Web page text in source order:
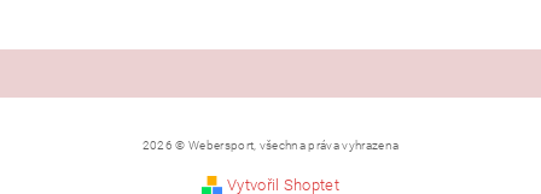
2026 © Webersport, všechna práva vyhrazena
Vytvořil Shoptet